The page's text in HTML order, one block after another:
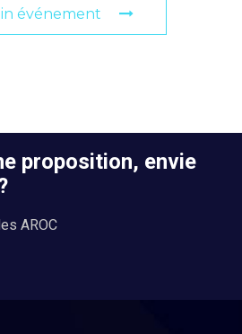
événement
proposition, envie
AROC